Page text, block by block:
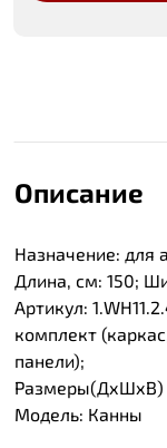
Описание
Назначение: для
Длина, см: 150;
Артикул:
комплект
панели);
Размеры(ДхШхВ)
Модель: Канны